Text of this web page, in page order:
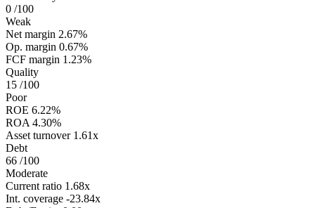
0 /100
Weak
Net margin 2.67%
Op. margin 0.67%
FCF margin 1.23%
Quality
15 /100
Poor
ROE 6.22%
ROA 4.30%
Asset turnover 1.61x
Debt
66 /100
Moderate
Current ratio 1.68x
Int. coverage -23.84x